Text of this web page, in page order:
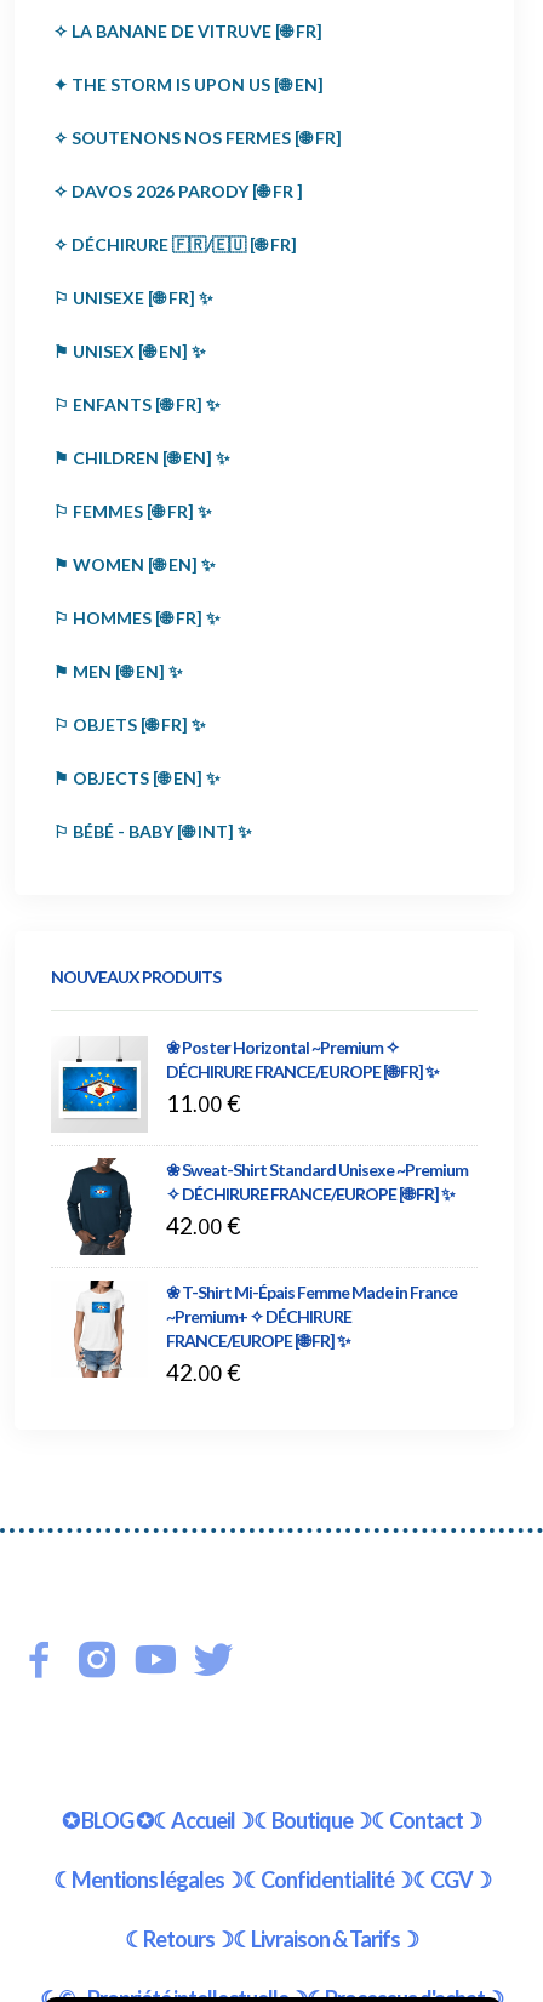
✧ LA BANANE DE VITRUVE [🌐 FR]
✦ THE STORM IS UPON US [🌐 EN]
✧ SOUTENONS NOS FERMES [🌐 FR]
✧ DAVOS 2026 PARODY [🌐 FR ]
✧ DÉCHIRURE 🇫🇷/🇪🇺 [🌐 FR]
⚐ UNISEXE [🌐 FR] ✨
⚑ UNISEX [🌐 EN] ✨
⚐ ENFANTS [🌐 FR] ✨
⚑ CHILDREN [🌐 EN] ✨
⚐ FEMMES [🌐 FR] ✨
⚑ WOMEN [🌐 EN] ✨
⚐ HOMMES [🌐 FR] ✨
⚑ MEN [🌐 EN] ✨
⚐ OBJETS [🌐 FR] ✨
⚑ OBJECTS [🌐 EN] ✨
⚐ BÉBÉ - BABY [🌐 INT] ✨
NOUVEAUX PRODUITS
❀ Poster Horizontal ~Premium ✧
DÉCHIRURE FRANCE/EUROPE [🌐 FR] ✨
11.00 €
❀ Sweat-Shirt Standard Unisexe ~Premium
✧ DÉCHIRURE FRANCE/EUROPE [🌐 FR] ✨
42.00 €
❀ T-Shirt Mi-Épais Femme Made in France
~Premium+ ✧ DÉCHIRURE
FRANCE/EUROPE [🌐 FR] ✨
42.00 €
✪ BLOG ✪☾Accueil☽☾Boutique☽☾Contact☽
☾Mentions légales☽☾Confidentialité☽☾CGV☽
☾Retours☽☾Livraison & Tarifs☽